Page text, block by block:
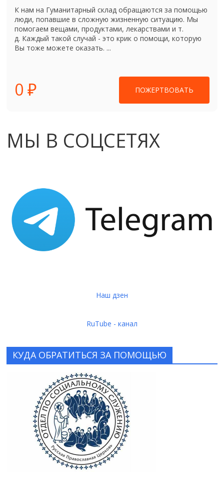
К нам на Гуманитарный склад обращаются за помощью
люди, попавшие в сложную жизненную ситуацию. Мы
помогаем вещами, продуктами, лекарствами и т.
д. Каждый такой случай - это крик о помощи, которую
Вы тоже можете оказать. ...
0 ₽ ПОЖЕРТВОВАТЬ
МЫ В СОЦСЕТЯХ
Наш дзен
RuTube - канал
КУДА ОБРАТИТЬСЯ ЗА ПОМОЩЬЮ